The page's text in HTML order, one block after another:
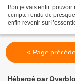
Bon je vais enfin pouvoir
compte rendu de
enfin revenir sur
< Page
Hébergé par